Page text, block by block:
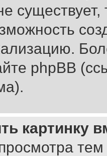
phpBB
картинку